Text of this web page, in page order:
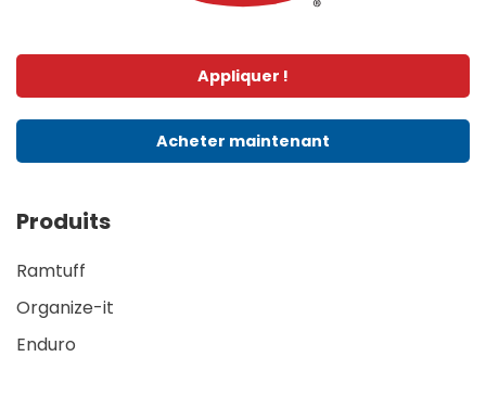
Appliquer !
Acheter maintenant
Produits
Ramtuff
Organize-it
Enduro